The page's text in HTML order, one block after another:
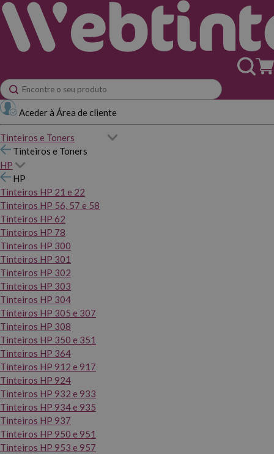
Aceder à Área de cliente
Tinteiros e Toners
Tinteiros e Toners
HP
HP
Tinteiros HP 21 e 22
Tinteiros HP 56, 57 e 58
Tinteiros HP 62
Tinteiros HP 78
Tinteiros HP 300
Tinteiros HP 301
Tinteiros HP 302
Tinteiros HP 303
Tinteiros HP 304
Tinteiros HP 305 e 307
Tinteiros HP 308
Tinteiros HP 350 e 351
Tinteiros HP 364
Tinteiros HP 912 e 917
Tinteiros HP 924
Tinteiros HP 932 e 933
Tinteiros HP 934 e 935
Tinteiros HP 937
Tinteiros HP 950 e 951
Tinteiros HP 953 e 957